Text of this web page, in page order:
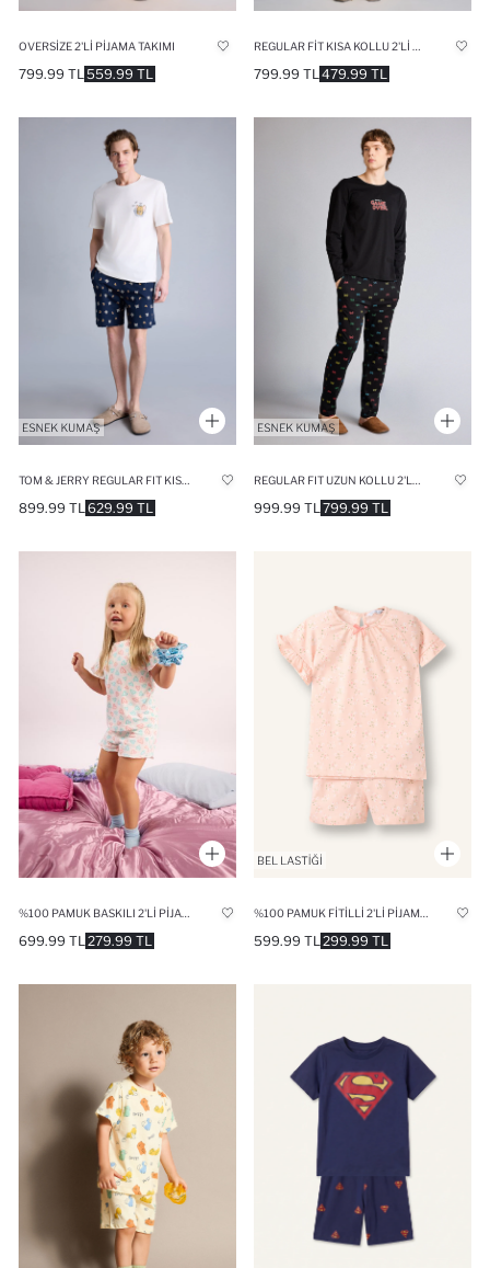
OVERSIZE 2'LI PIJAMA TAKIMI
559.99 TL
799.99 TL 479.99 TL
799.99 TL
629.99 TL
899.99 TL 799.99 TL
999.99 TL
279.99 TL
699.99 TL 299.99 TL
599.99 TL